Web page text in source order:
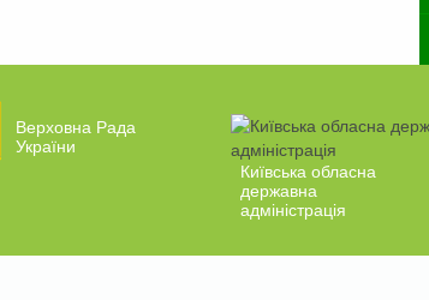
Верховна Рада
України
Київська обласна
державна
адміністрація